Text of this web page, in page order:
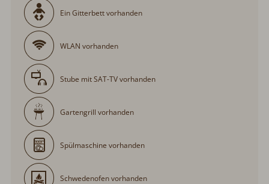
Ein Gitterbett vorhanden
WLAN vorhanden
Stube mit SAT-TV vorhanden
Gartengrill vorhanden
Spülmaschine vorhanden
Schwedenofen vorhanden